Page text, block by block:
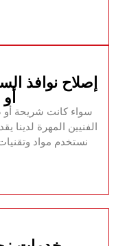
‏إصلاح نوافذ
‏سواء كانت شريحة أو
الفنيين المهرة
نستخدم مواد